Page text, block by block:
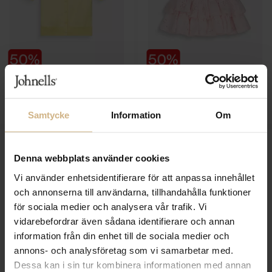
Samtycke Information Om
Denna webbplats använder cookies
Vi använder enhetsidentifierare för att anpassa innehållet
och annonserna till användarna, tillhandahålla funktioner
för sociala medier och analysera vår trafik. Vi
vidarebefordrar även sådana identifierare och annan
information från din enhet till de sociala medier och
annons- och analysföretag som vi samarbetar med.
Dessa kan i sin tur kombinera informationen med annan
MY AURORA PINK
350 SEK
MY AURORA PINK
350 SEK